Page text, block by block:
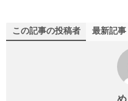
この記事の投稿者 最新記事